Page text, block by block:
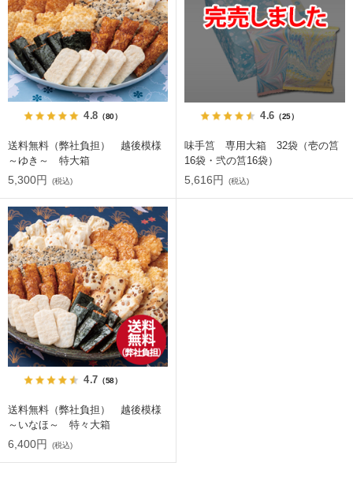
4.8（80）
送料無料（弊社負担） 越後模様
～ゆき～ 特大箱
5,300円 (税込)
4.6 （25）
味手筥 専用大箱 32袋（壱の筥
16袋・弐の筥16袋）
5,616円 (税込)
4.7 （58）
送料無料（弊社負担） 越後模様
～いなほ～ 特々大箱
6,400円 (税込)